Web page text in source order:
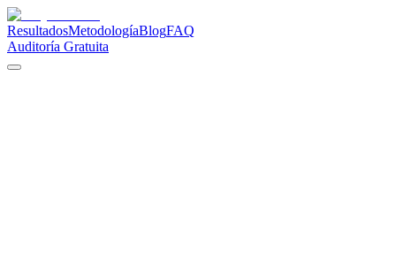
ResultadosMetodologíaBlogFAQ
Auditoría Gratuita